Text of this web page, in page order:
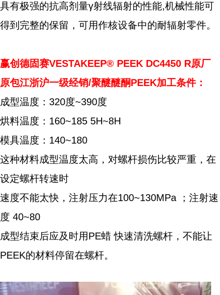
具有极强的抗高剂量γ射线辐射的性能,机械性能可
得到完整的保留，可用作核设备中的耐辐射零件。
赢创德固赛VESTAKEEP® PEEK DC4450 R原厂
原包江浙沪一级经销/聚醚醚酮PEEK加工条件：
成型温度：320度~390度
烘料温度：160~185 5H~8H
模具温度：140~180
这种材料成型温度太高，对螺杆损伤比较严重，在
设定螺杆转速时
速度不能太快，注射压力在100~130MPa ；注射速
度 40~80
成型结束后应及时用PE蜡 快速清洗螺杆，不能让
PEEK的材料停留在螺杆。